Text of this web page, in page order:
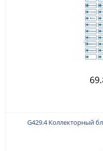
G429.4 Коллекторный